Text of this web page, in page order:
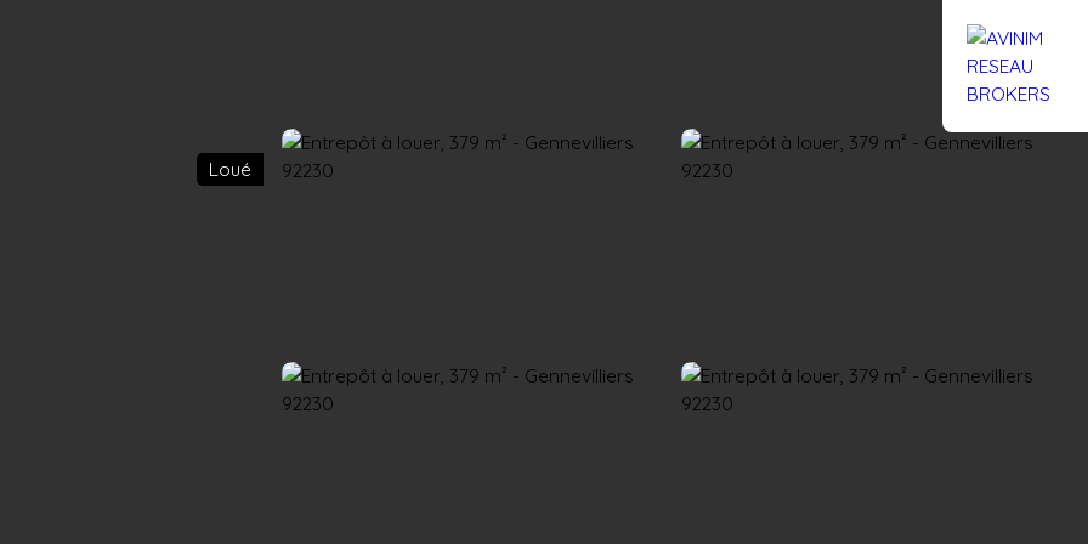
Louer Confiez un local Trouver un Broker Rejoignez-nous Actualités Nous contacter
Loué